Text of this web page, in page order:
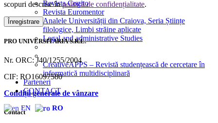
Revista Cogito
Revista Euromentor
Analele Universității din Craiova, Seria Științe
filologice, Limbi străine aplicate
Legal and administrative Studies
CreativeAPPS – Revistă studențească de cercetare în
informatică multidisciplinară
Parteneri
CONTACT
EN RO
scopuri descrise înpolitică de confidențialitate.
Înregistrare
PRO UNIVERSITARIA S.R.L.
Nr. ORC: J40/1255/2004
CIF: RO16097580
Condiții generale de vânzare
Contact